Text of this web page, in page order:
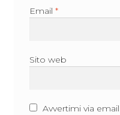
Email *
Sito web
Avvertimi via